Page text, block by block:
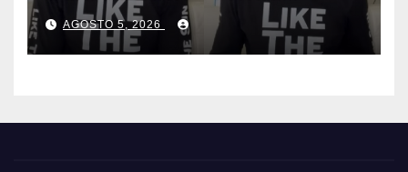
Telemundo y advirtió que lo
que hacen en su contra es
ilegal en EEUU
AGOSTO 5, 2026